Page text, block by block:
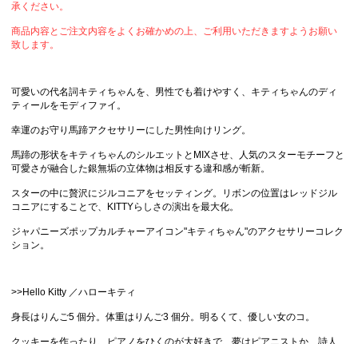
承ください。
商品内容とご注文内容をよくお確かめの上、ご利用いただきますようお願い
致します。
可愛いの代名詞キティちゃんを、男性でも着けやすく、キティちゃんのディ
ティールをモディファイ。
幸運のお守り馬蹄アクセサリーにした男性向けリング。
馬蹄の形状をキティちゃんのシルエットとMIXさせ、人気のスターモチーフと
可愛さが融合した銀無垢の立体物は相反する違和感が斬新。
スターの中に贅沢にジルコニアをセッティング。リボンの位置はレッドジル
コニアにすることで、KITTYらしさの演出を最大化。
ジャパニーズポップカルチャーアイコン"キティちゃん"のアクセサリーコレク
ション。
>>Hello Kitty ／ハローキティ
身長はりんご5 個分。体重はりんご3 個分。明るくて、優しい女のコ。
クッキーを作ったり、ピアノをひくのが大好きで、夢はピアニストか、詩人